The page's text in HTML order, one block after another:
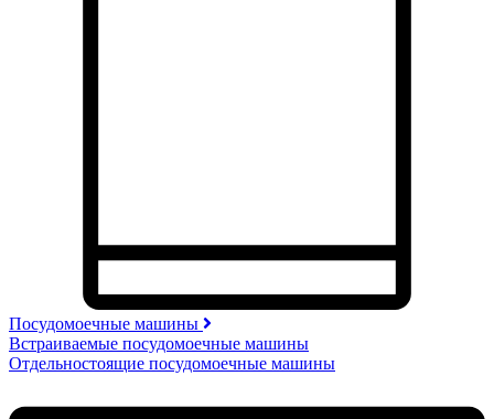
Посудомоечные машины
Встраиваемые посудомоечные машины
Отдельностоящие посудомоечные машины